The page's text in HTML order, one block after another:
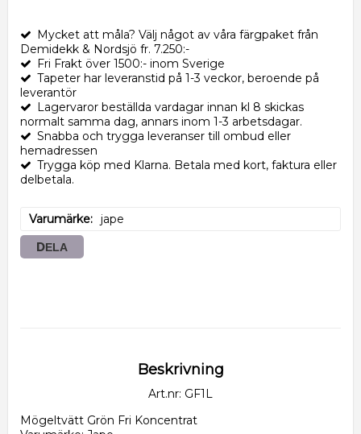
Mycket att måla? Välj något av våra färgpaket från
Demidekk & Nordsjö fr. 7.250:-
Fri Frakt över 1500:- inom Sverige
Tapeter har leveranstid på 1-3 veckor, beroende på
leverantör
Lagervaror beställda vardagar innan kl 8 skickas
normalt samma dag, annars inom 1-3 arbetsdagar.
Snabba och trygga leveranser till ombud eller
hemadressen
Trygga köp med Klarna. Betala med kort, faktura eller
delbetala.
Varumärke jape
DELA
Beskrivning
Art.nr: GF1L
Mögeltvätt Grön Fri Koncentrat